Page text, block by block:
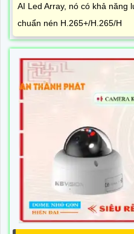
AI Led Array, nó có khả năng
chuẩn nén H.265+/H.265/H